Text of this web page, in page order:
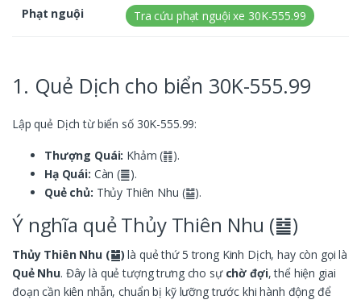
Phạt nguội Tra cứu phạt nguội xe 30K-555.99
1. Quẻ Dịch cho biển 30K-555.99
Lập quẻ Dịch từ biển số 30K-555.99:
Thượng Quái: Khảm (䷇).
Hạ Quái: Càn (䷀).
Quẻ chủ: Thủy Thiên Nhu (䷄).
Ý nghĩa quẻ Thủy Thiên Nhu (䷄)
Thủy Thiên Nhu (䷄) là quẻ thứ 5 trong Kinh Dịch, hay còn gọi là
Quẻ Nhu. Đây là quẻ tượng trưng cho sự chờ đợi, thể hiện giai
đoạn cần kiên nhẫn, chuẩn bị kỹ lưỡng trước khi hành động để